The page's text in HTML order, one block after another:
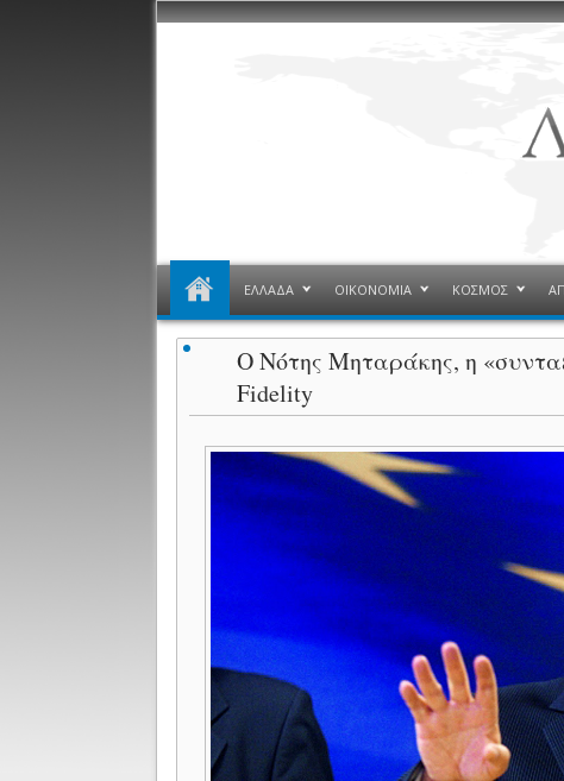
ΕΛΛΑΔΑ ΟΙΚΟΝΟΜΙΑ ΚΟΣΜΟΣ
Ο Νότης Μηταράκης, η
Fidelity